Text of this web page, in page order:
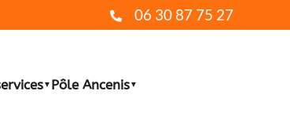
06 30 87 75 27
▼ Pôle Ancenis▼